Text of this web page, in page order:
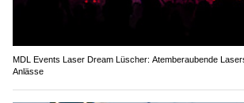
MDL Events Laser Dream Lüscher: Atemberaubende
Anlässe